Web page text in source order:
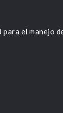
el manejo